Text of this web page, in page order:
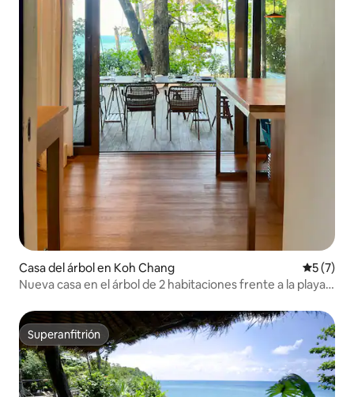
Casa del árbol en Koh Chang
5 (7)
Nueva casa en el árbol de 2 habitaciones frente a la playa
Superanfitrión
Superanfitrión